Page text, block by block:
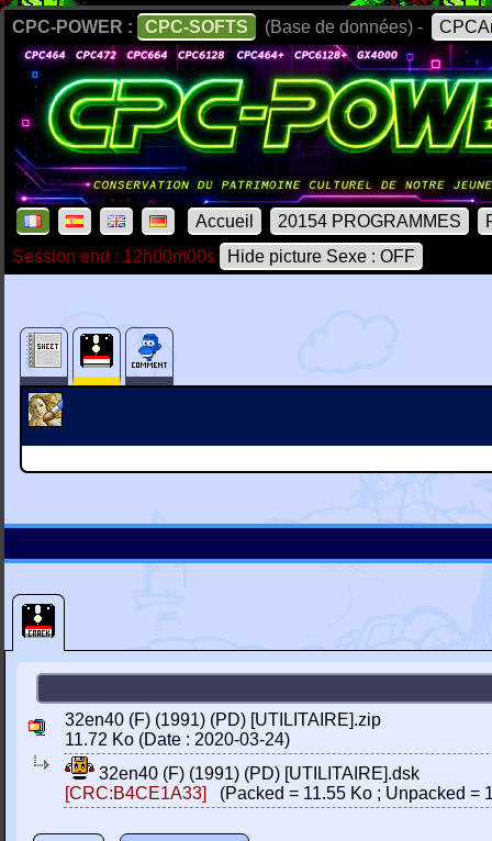
CPC-POWER : CPC-SOFTS (Base de données) -
Accueil 20154 PROGRAMMES
Session end : 12h00m00s
Hide picture Sexe : OFF
32en40 (F) (1991) (PD) [UTILITAIRE].zip
11.72 Ko (Date : 2020-03-24)
32en40 (F) (1991) (PD) [UTILITAIRE].dsk
[CRC:B4CE1A33]
(Packed = 11.55 Ko ; Unpacked =